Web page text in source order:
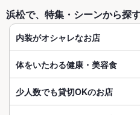
浜松で、特集・シーンから探
内装がオシャレなお店
体をいたわる健康・美容食
少人数でも貸切OKのお店